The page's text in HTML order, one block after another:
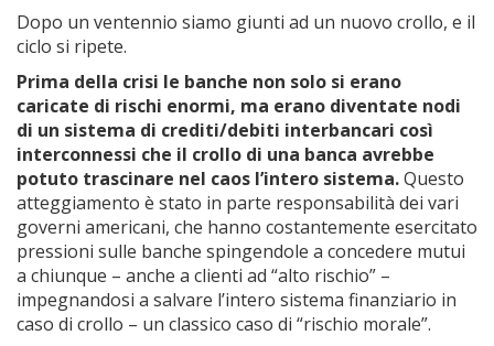
Dopo un ventennio siamo giunti ad un nuovo crollo, e il
ciclo si ripete.
Prima della crisi le banche non solo si erano
caricate di rischi enormi, ma erano diventate nodi
di un sistema di crediti/debiti interbancari così
interconnessi che il crollo di una banca avrebbe
potuto trascinare nel caos l’intero sistema.Questo
atteggiamento è stato in parte responsabilità dei vari
governi americani, che hanno costantemente esercitato
pressioni sulle banche spingendole a concedere mutui
a chiunque – anche a clienti ad “alto rischio” –
impegnandosi a salvare l’intero sistema finanziario in
caso di crollo – un classico caso di “rischio morale”.